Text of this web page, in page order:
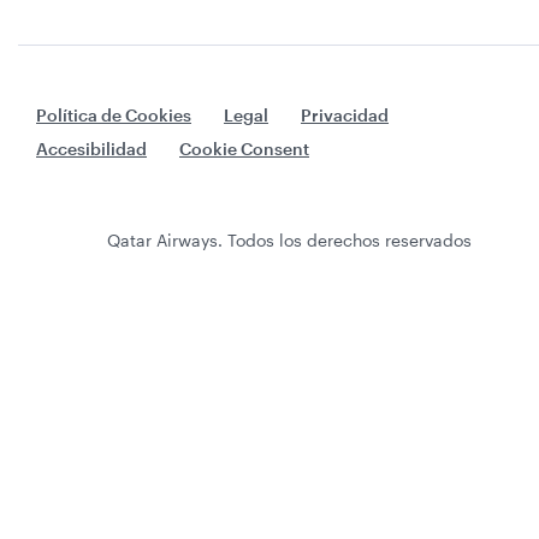
Política de Cookies Legal
Privacidad
Accesibilidad
Cookie Consent
Qatar Airways. Todos los derechos reservados